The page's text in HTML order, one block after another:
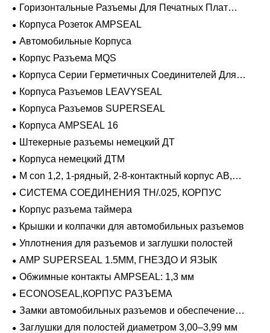
Горизонтальные Разъемы Для Печатных Плат
AMPSEAL
Корпуса Розеток AMPSEAL
Автомобильные Корпуса
Корпус Разъема MQS
Корпуса Серии Герметичных Соединителей Для
Тяжелых Условий Эксплуатации
Корпуса Разъемов LEAVYSEAL
Корпуса Разъемов SUPERSEAL
Корпуса AMPSEAL 16
Штекерные разъемы немецкий ДТ
Корпуса немецкий ДТМ
M con 1,2, 1-рядный, 2-8-контактный корпус AB,
герметичный
СИСТЕМА СОЕДИНЕНИЯ TH/.025, КОРПУС
Корпус разъема таймера
Крышки и колпачки для автомобильных разъемов
Уплотнения для разъемов и заглушки полостей
AMP SUPERSEAL 1.5MM, ГНЕЗДО И ЯЗЫК
Обжимные контакты AMPSEAL: 1,3 мм
ECONOSEAL,КОРПУС РАЗЪЕМА
Замки автомобильных разъемов и обеспечение
положения
Заглушки для полостей диаметром 3,00–3,99 мм